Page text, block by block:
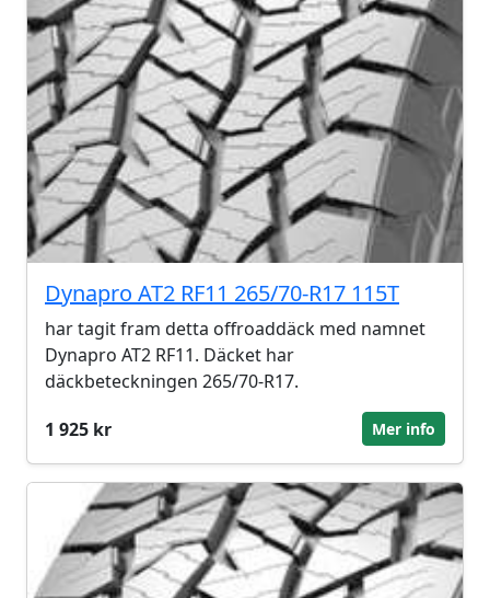
Dynapro AT2 RF11 265/70-R17 115T
har tagit fram detta offroaddäck med namnet
Dynapro AT2 RF11. Däcket har
däckbeteckningen 265/70-R17.
1 925 kr
Mer info